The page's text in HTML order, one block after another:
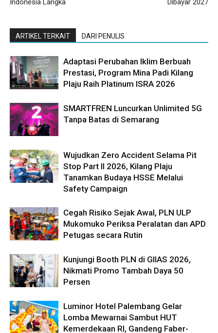
ARTIKEL TERKAIT DARI PENULIS
Adaptasi Perubahan Iklim Berbuah
Prestasi, Program Mina Padi Kilang
Plaju Raih Platinum ISRA 2026
SMARTFREN Luncurkan Unlimited 5G
Tanpa Batas di Semarang
Wujudkan Zero Accident Selama Pit
Stop Part II 2026, Kilang Plaju
Tanamkan Budaya HSSE Melalui
Safety Campaign
Cegah Risiko Sejak Awal, PLN ULP
Mukomuko Periksa Peralatan dan APD
Petugas secara Rutin
Kunjungi Booth PLN di GIIAS 2026,
Nikmati Promo Tambah Daya 50
Persen
Luminor Hotel Palembang Gelar
Lomba Mewarnai Sambut HUT
Kemerdekaan RI, Gandeng Faber-